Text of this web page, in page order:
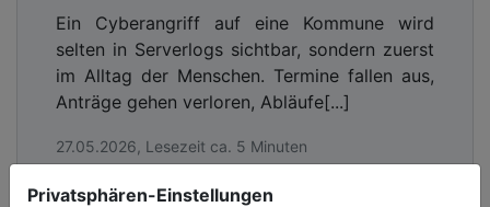
Privatsphären-Einstellungen
Ein Cyberangriff auf eine Kommune wird
selten in Serverlogs sichtbar, sondern zuerst
im Alltag der Menschen. Termine fallen aus,
Anträge gehen verloren, Abläufe[...]
27.05.2026, Lesezeit ca. 5 Minuten
digitales